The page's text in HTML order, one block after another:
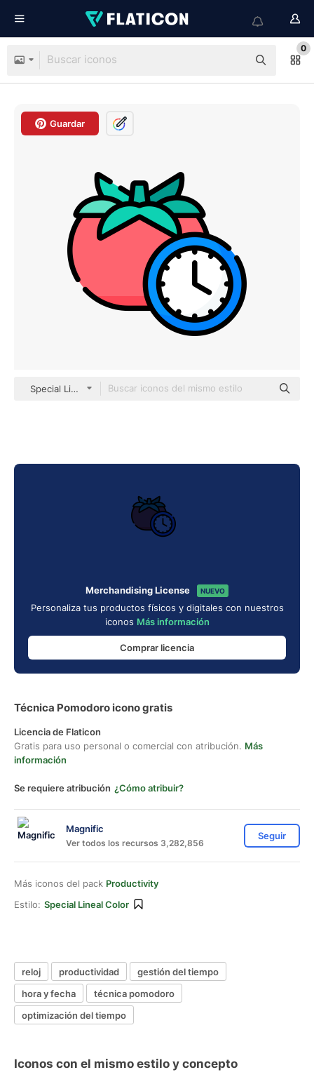
0
Guardar
Special Lineal color
Merchandising License NUEVO
Personaliza tus productos físicos y digitales con nuestros
iconos Más información
Comprar licencia
Técnica Pomodoro icono gratis
Licencia de Flaticon
Gratis para uso personal o comercial con atribución. Más
información
Se requiere atribución ¿Cómo atribuir?
Magnific
Ver todos los recursos 3,282,856
Seguir
Más iconos del pack Productivity
Estilo: Special Lineal Color
reloj productividad
gestión del tiempo
hora y fecha
técnica pomodoro
optimización del tiempo
Iconos con el mismo estilo y concepto